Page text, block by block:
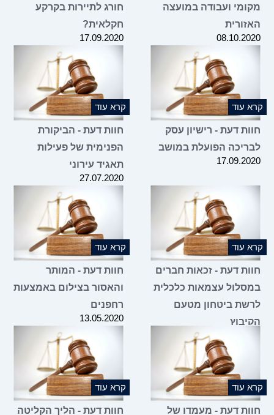
מקומי ועבודה במועצה
האזורית
08.10.2020
חורג לתיירות בקרקע
חקלאית?
17.09.2020
קרא עוד
חוות דעת - רישיון עסק
לבריכה הפועלת במושב
17.09.2020
קרא עוד
חוות דעת - הביקורת
הפנימית של פעילות
תאגיד עירוני
27.07.2020
קרא עוד
חוות דעת - זכאות חברים
במסלול עצמאות כלכלית
לרשת ביטחון מטעם
הקיבוץ
קרא עוד
חוות דעת - המותר
והאסור בצילום באמצעות
רחפנים
13.05.2020
קרא עוד
חוות דעת - מעמדו של
קרא עוד
חוות דעת - הליך הקליטה